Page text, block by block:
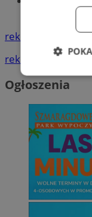
reklama
reklama
Ogłoszenia